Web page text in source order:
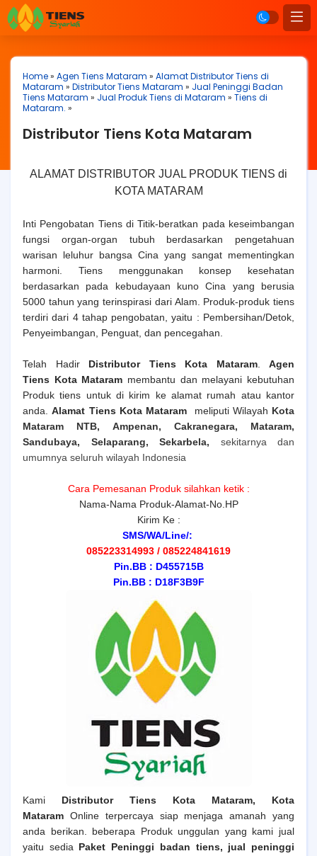
Home» Agen Tiens Mataram » Alamat Distributor Tiens di
Mataram » Distributor Tiens Mataram » Jual Peninggi Badan
Tiens Mataram » Jual Produk Tiens di Mataram » Tiens di
Mataram. »
Distributor Tiens Kota Mataram
ALAMAT DISTRIBUTOR JUAL PRODUK TIENS di
KOTA MATARAM
Inti Pengobatan Tiens di Titik-beratkan pada keseimbangan
fungsi organ-organ tubuh berdasarkan pengetahuan
warisan leluhur bangsa Cina yang sangat mementingkan
harmoni. Tiens menggunakan konsep kesehatan
berdasarkan pada kebudayaan kuno Cina yang berusia
5000 tahun yang terinspirasi dari Alam. Produk-produk tiens
terdiri dari 4 tahap pengobatan, yaitu : Pembersihan/Detok,
Penyeimbangan, Penguat, dan pencegahan.
Telah Hadir Distributor Tiens Kota Mataram. Agen
Tiens Kota Mataram membantu dan melayani kebutuhan
Produk tiens untuk di kirim ke alamat rumah atau kantor
anda.Alamat Tiens Kota Mataram meliputi Wilayah Kota
Mataram NTB, Ampenan, Cakranegara, Mataram,
Sandubaya, Selaparang, Sekarbela,
sekitarnya dan
umumnya seluruh wilayah Indonesia
Cara Pemesanan Produk silahkan ketik :
Nama-Nama Produk-Alamat-No.HP
Kirim Ke :
SMS/WA/Line/:
085223314993 / 085224841619
Pin.BB : D455715B
Pin.BB : D18F3B9F
Kami Distributor Tiens Kota Mataram, Kota
Mataram Online terpercaya siap menjaga amanah yang
anda berikan. beberapa Produk unggulan yang kami jual
yaitu sedia Paket Peninggi badan tiens, jual peninggi